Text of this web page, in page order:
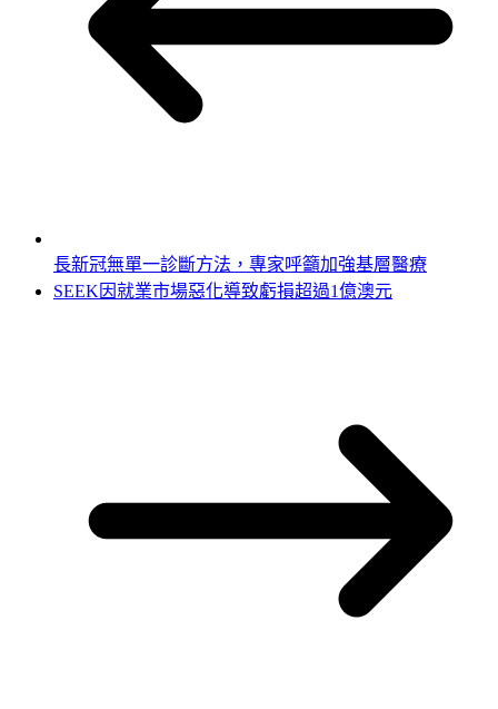
長新冠無單一診斷方法，專家呼籲加強基層醫療
SEEK因就業市場惡化導致虧損超過1億澳元